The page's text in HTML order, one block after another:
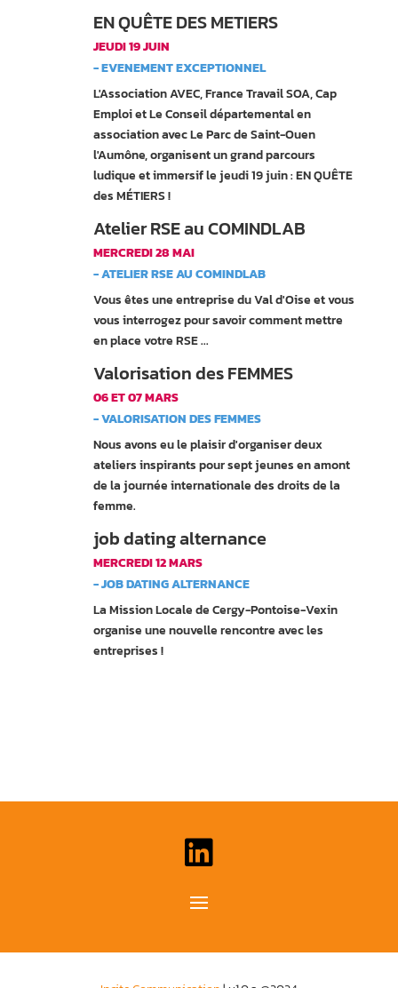
EN QUÊTE DES METIERS
JEUDI 19 JUIN
- EVENEMENT EXCEPTIONNEL
L'Association AVEC, France Travail SOA, Cap
Emploi et Le Conseil départemental en
association avec Le Parc de Saint-Ouen
l'Aumône, organisent un grand parcours
ludique et immersif le jeudi 19 juin : EN QUÊTE
des MÉTIERS !
Atelier RSE au COMINDLAB
MERCREDI 28 MAI
- ATELIER RSE AU COMINDLAB
Vous êtes une entreprise du Val d'Oise et vous
vous interrogez pour savoir comment mettre
en place votre RSE ...
Valorisation des FEMMES
06 ET 07 MARS
- VALORISATION DES FEMMES
Nous avons eu le plaisir d'organiser deux
ateliers inspirants pour sept jeunes en amont
de la journée internationale des droits de la
femme.
job dating alternance
MERCREDI 12 MARS
- JOB DATING ALTERNANCE
La Mission Locale de Cergy-Pontoise-Vexin
organise une nouvelle rencontre avec les
entreprises !
